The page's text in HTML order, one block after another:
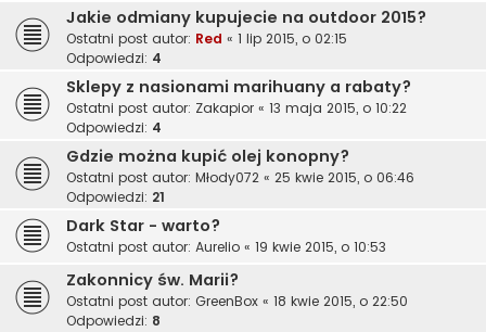
Jakie odmiany kupujecie na outdoor 2015?
Ostatni post autor: Red « 1 lip 2015, o 02:15
Odpowiedzi: 4
Sklepy z nasionami marihuany a rabaty?
Ostatni post autor: Zakapior « 13 maja 2015, o 10:22
Odpowiedzi: 4
Gdzie można kupić olej konopny?
Ostatni post autor: Młody072 « 25 kwie 2015, o 06:46
Odpowiedzi: 21
Dark Star - warto?
Ostatni post autor: Aurelio « 19 kwie 2015, o 10:53
Zakonnicy św. Marii?
Ostatni post autor: GreenBox « 18 kwie 2015, o 22:50
Odpowiedzi: 8